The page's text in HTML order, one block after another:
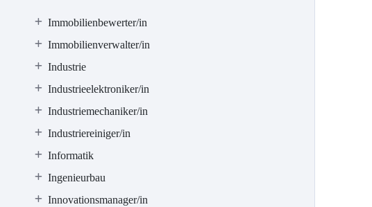
Immobilienbewerter/in
Immobilienverwalter/in
Industrie
Industrieelektroniker/in
Industriemechaniker/in
Industriereiniger/in
Informatik
Ingenieurbau
Innovationsmanager/in